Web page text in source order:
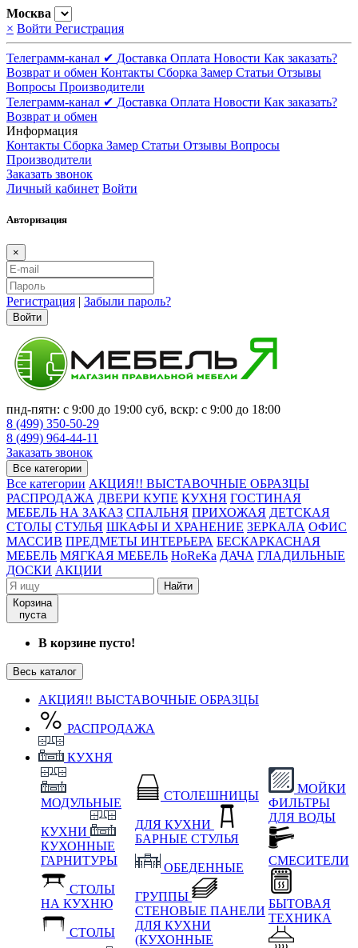
Москва
× Войти Регистрация
Телеграмм-канал ✔ Доставка Оплата Новости Как заказать?
Возврат и обмен Контакты Сборка Замер Статьи Отзывы
Вопросы Производители
Телеграмм-канал ✔ Доставка Оплата Новости Как заказать?
Возврат и обмен
Информация
Контакты Сборка Замер Статьи Отзывы Вопросы
Производители
Заказать звонок
Личный кабинет Войти
Авторизация
×
Регистрация | Забыли пароль?
Войти
пнд-пятн: с 9:00 до 19:00 суб, вскр: с 9:00 до 18:00
8 (499) 350-50-29
8 (499) 964-44-11
Заказать звонок
Все категории
Все категории АКЦИЯ!! ВЫСТАВОЧНЫЕ ОБРАЗЦЫ
РАСПРОДАЖА ДВЕРИ КУПЕ КУХНЯ ГОСТИНАЯ
МЕБЕЛЬ НА ЗАКАЗ СПАЛЬНЯ ПРИХОЖАЯ ДЕТСКАЯ
СТОЛЫ СТУЛЬЯ ШКАФЫ И ХРАНЕНИЕ ЗЕРКАЛА ОФИС
МАССИВ ПРЕДМЕТЫ ИНТЕРЬЕРА БЕСКАРКАСНАЯ
МЕБЕЛЬ МЯГКАЯ МЕБЕЛЬ HoReKa ДАЧА ГЛАДИЛЬНЫЕ
ДОСКИ АКЦИИ
Найти
Корзина
пуста
В корзине пусто!
Весь каталог
АКЦИЯ!! ВЫСТАВОЧНЫЕ ОБРАЗЦЫ
РАСПРОДАЖА
КУХНЯ
МОДУЛЬНЫЕ
КУХНИ
КУХОННЫЕ
ГАРНИТУРЫ
СТОЛЫ
НА КУХНЮ
СТОЛЫ
СТОЛЕШНИЦЫ
ДЛЯ КУХНИ
БАРНЫЕ СТУЛЬЯ
ОБЕДЕННЫЕ
ГРУППЫ
СТЕНОВЫЕ ПАНЕЛИ
ДЛЯ КУХНИ
(КУХОННЫЕ
МОЙКИ
ФИЛЬТРЫ
ДЛЯ ВОДЫ
СМЕСИТЕЛИ
БЫТОВАЯ
ТЕХНИКА